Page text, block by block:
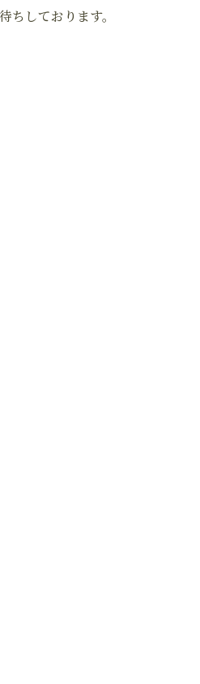
ちしております。